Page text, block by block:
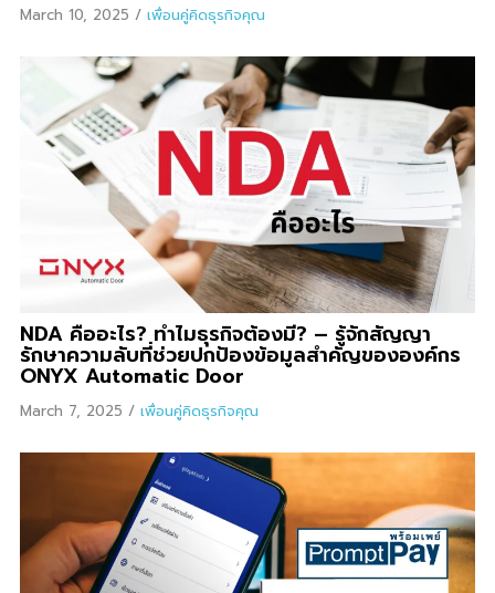
March 10, 2025 / เพื่อนคู่คิดธุรกิจคุณ
NDA คืออะไร? ทำไมธุรกิจต้องมี? – รู้จักสัญญา
รักษาความลับที่ช่วยปกป้องข้อมูลสำคัญขององค์กร
ONYX Automatic Door
March 7, 2025 / เพื่อนคู่คิดธุรกิจคุณ